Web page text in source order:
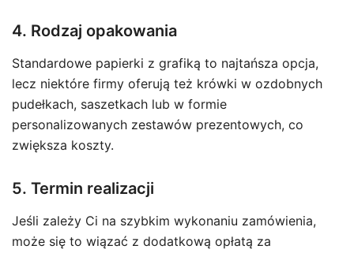
4. Rodzaj opakowania
Standardowe papierki z grafiką to najtańsza opcja,
lecz niektóre firmy oferują też krówki w ozdobnych
pudełkach, saszetkach lub w formie
personalizowanych zestawów prezentowych, co
zwiększa koszty.
5. Termin realizacji
Jeśli zależy Ci na szybkim wykonaniu zamówienia,
może się to wiązać z dodatkową opłatą za